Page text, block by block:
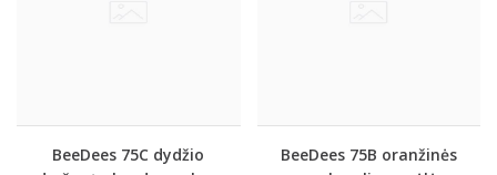
BeeDees 75C dydžio
BeeDees 75B oranžinės